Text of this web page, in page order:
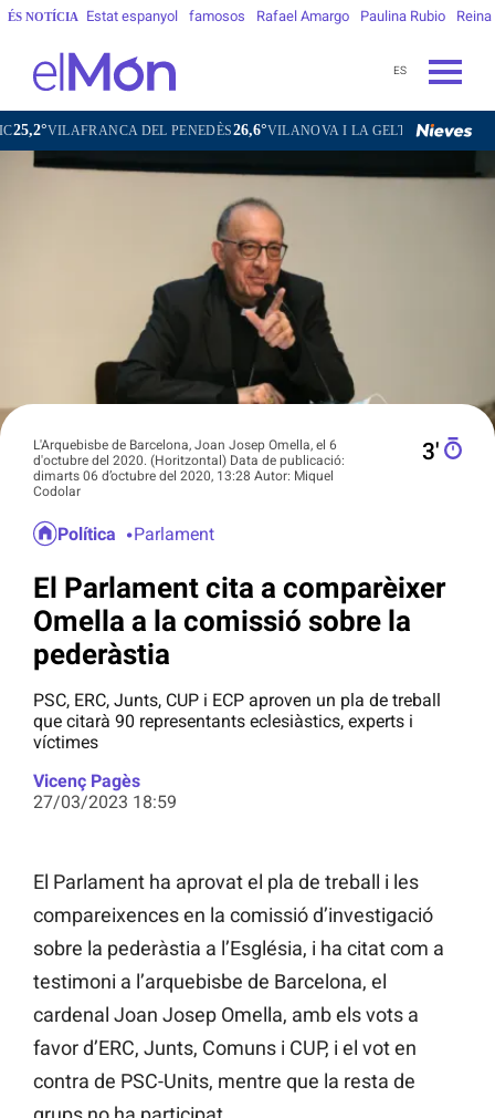
ÉS NOTÍCIA Estat espanyol famosos Rafael Amargo Paulina Rubio
ES
DEL PENEDÈS26,6°VILANOVA I LA GELTRÚ28,1° LA SEU D'URGELL
L'Arquebisbe de Barcelona, Joan Josep Omella, el 6
d'octubre del 2020. (Horitzontal) Data de publicació:
dimarts 06 d’octubre del 2020, 13:28 Autor: Miquel
Codolar
3′
Política Parlament
El Parlament cita a comparèixer
Omella a la comissió sobre la
pederàstia
PSC, ERC, Junts, CUP i ECP aproven un pla de treball
que citarà 90 representants eclesiàstics, experts i
víctimes
Vicenç Pagès
27/03/2023 18:59
El Parlament ha aprovat el pla de treball i les
compareixences en la comissió d’investigació
sobre la pederàstia a l’Església, i ha citat com a
testimoni a l’arquebisbe de Barcelona, el
cardenal Joan Josep Omella, amb els vots a
favor d’ERC, Junts, Comuns i CUP, i el vot en
contra de PSC-Units, mentre que la resta de